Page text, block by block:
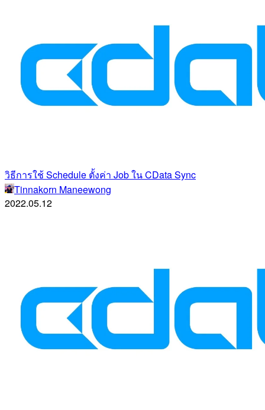
วิธีการใช้ Schedule ตั้งค่า Job ใน CData Sync
Tinnakorn Maneewong
2022.05.12